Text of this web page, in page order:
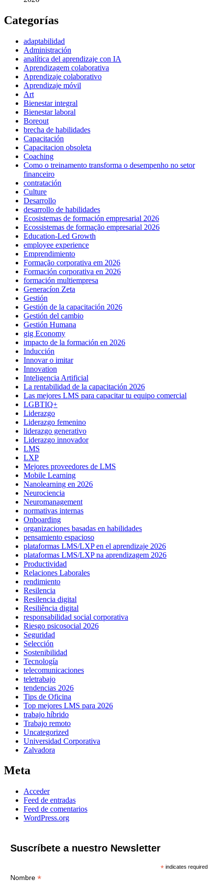
Categorías
adaptabilidad
Administración
analítica del aprendizaje con IA
Aprendizagem colaborativa
Aprendizaje colaborativo
Aprendizaje móvil
Art
Bienestar integral
Bienestar laboral
Boreout
brecha de habilidades
Capacitación
Capacitacion obsoleta
Coaching
Como o treinamento transforma o desempenho no setor
financeiro
contratación
Culture
Desarrollo
desarrollo de habilidades
Ecosistemas de formación empresarial 2026
Ecossistemas de formação empresarial 2026
Education-Led Growth
employee experience
Emprendimiento
Formação corporativa em 2026
Formación corporativa en 2026
formación multiempresa
Generacíon Zeta
Gestión
Gestión de la capacitación 2026
Gestión del cambio
Gestión Humana
gig Economy
impacto de la formación en 2026
Inducción
Innovar o imitar
Innovation
Inteligencia Artificial
La rentabilidad de la capacitación 2026
Las mejores LMS para capacitar tu equipo comercial
LGBTIQ+
Liderazgo
Liderazgo femenino
liderazgo generativo
Liderazgo innovador
LMS
LXP
Mejores proveedores de LMS
Mobile Learning
Nanolearning en 2026
Neurociencia
Neuromanagement
normativas internas
Onboarding
organizaciones basadas en habilidades
pensamiento espacioso
plataformas LMS/LXP en el aprendizaje 2026
plataformas LMS/LXP na aprendizagem 2026
Productividad
Relaciones Laborales
rendimiento
Resilencia
Resilencia digital
Resiliência digital
responsabilidad social corporativa
Riesgo psicosocial 2026
Seguridad
Selección
Sostenibilidad
Tecnología
telecomunicaciones
teletrabajo
tendencias 2026
Tips de Oficina
Top mejores LMS para 2026
trabajo híbrido
Trabajo remoto
Uncategorized
Universidad Corporativa
Zalvadora
Meta
Acceder
Feed de entradas
Feed de comentarios
WordPress.org
Suscríbete a nuestro Newsletter
* indicates required
Nombre *